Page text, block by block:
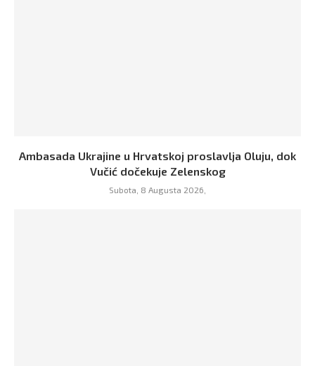
Ambasada Ukrajine u Hrvatskoj proslavlja Oluju, dok
Vučić dočekuje Zelenskog
Subota, 8 Augusta 2026,